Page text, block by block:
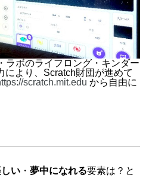
ラボのライフロング・キンダー
により、Scratch財団が進めて
scratch.mit.edu から自由に
い ・ 夢中になれる要素は？と